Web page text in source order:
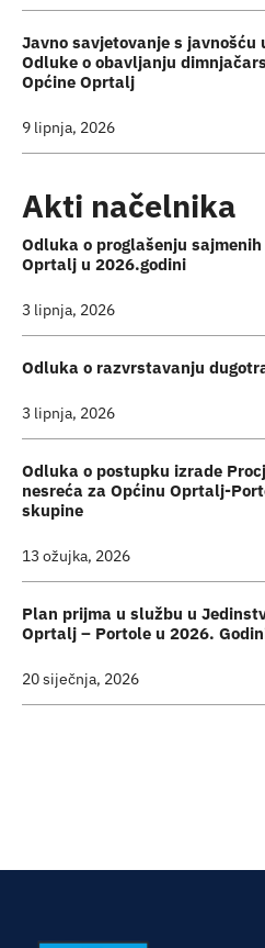
Javno savjetovanje s javnošću
Odluke o obavljanju
Općine Oprtalj
9 lipnja, 2026
Akti načelnika
Odluka o proglašenju
Oprtalj u 2026.godini
3 lipnja, 2026
Odluka o razvrstavanju
3 lipnja, 2026
Odluka o postupku izrade
nesreća za Općinu Oprtalj-
skupine
13 ožujka, 2026
Plan prijma u službu u
Oprtalj – Portole u 2026.
20 siječnja, 2026